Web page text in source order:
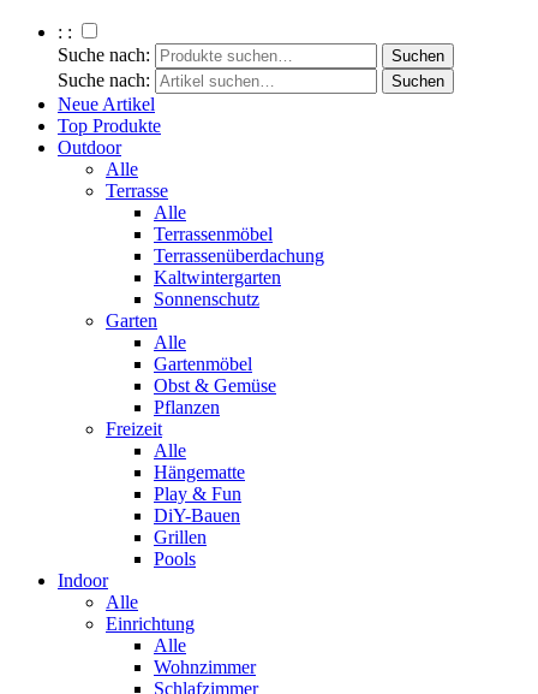
: :
Suche nach:
Suche nach:
Neue Artikel
Top Produkte
Outdoor
Alle
Terrasse
Alle
Terrassenmöbel
Terrassenüberdachung
Kaltwintergarten
Sonnenschutz
Garten
Alle
Gartenmöbel
Obst & Gemüse
Pflanzen
Freizeit
Alle
Hängematte
Play & Fun
DiY-Bauen
Grillen
Pools
Indoor
Alle
Einrichtung
Alle
Wohnzimmer
Schlafzimmer